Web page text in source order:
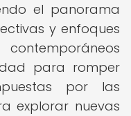
el panorama
y enfoques
para romper
por las
explorar nuevas